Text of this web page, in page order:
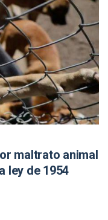
maltrato animal
ley de 1954